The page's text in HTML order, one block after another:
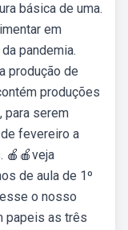
básica de uma.
em
pandemia.
produção de
produções
para serem
fevereiro a
🍎🍎veja
de aula de 1º
o nosso
papeis as três